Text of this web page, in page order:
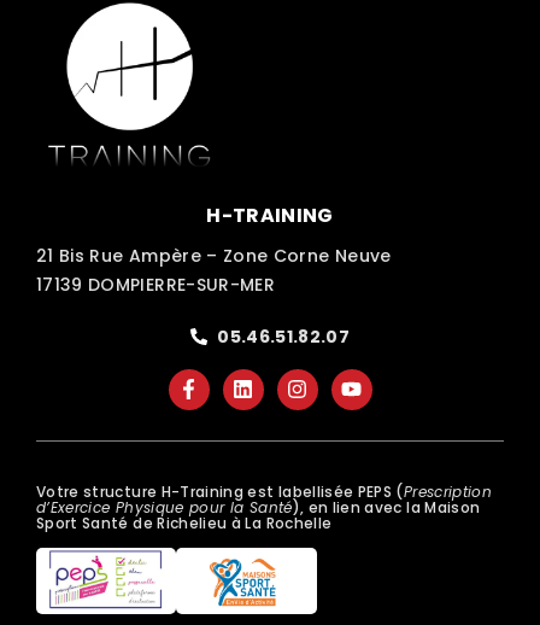
H-TRAINING
21 Bis Rue Ampère – Zone Corne Neuve
17139 DOMPIERRE-SUR-MER
05.46.51.82.07
Votre structure H-Training est labellisée PEPS (Prescription
d’Exercice Physique pour la Santé), en lien avec la Maison
Sport Santé de Richelieu à La Rochelle